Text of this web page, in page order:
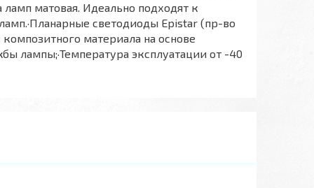
матовая. Идеально подходят к
светодиоды Epistar (пр-во
материала на основе
лампы;·Температура эксплуатации от -40